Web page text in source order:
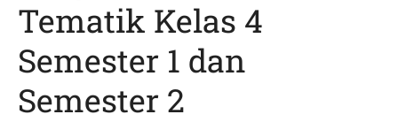
Tematik Kelas 4
Semester 1 dan
Semester 2